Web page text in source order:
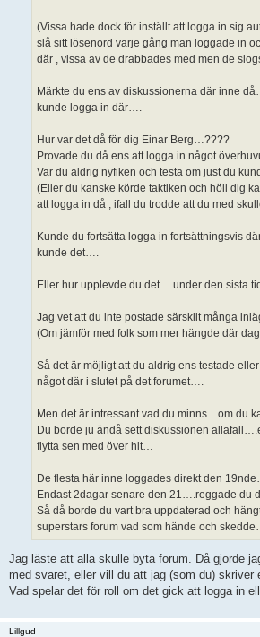
(Vissa hade dock för inställt att logga in sig
slå sitt lösenord varje gång man loggade in
där , vissa av de drabbades med men de
Märkte du ens av diskussionerna där inne
kunde logga in där….
Hur var det då för dig Einar Berg…????
Provade du då ens att logga in något
Var du aldrig nyfiken och testa om just du
(Eller du kanske körde taktiken och höll dig
att logga in då , ifall du trodde att du med
Kunde du fortsätta logga in fortsättningsvis
kunde det….
Eller hur upplevde du det….under den sista
Jag vet att du inte postade särskilt många
(Om jämför med folk som mer hängde där
Så det är möjligt att du aldrig ens testade
något där i slutet på det forumet….
Men det är intressant vad du minns…om du
Du borde ju ändå sett diskussionen
flytta sen med över hit…
De flesta här inne loggades direkt den
Endast 2dagar senare den 21….reggade du
Så då borde du vart bra uppdaterad och
superstars forum vad som hände och
Jag läste att alla skulle byta forum. Då gjorde
med svaret, eller vill du att jag (som du) skriver
Vad spelar det för roll om det gick att logga in
Lillgud